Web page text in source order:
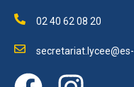
02 40 62 08 20